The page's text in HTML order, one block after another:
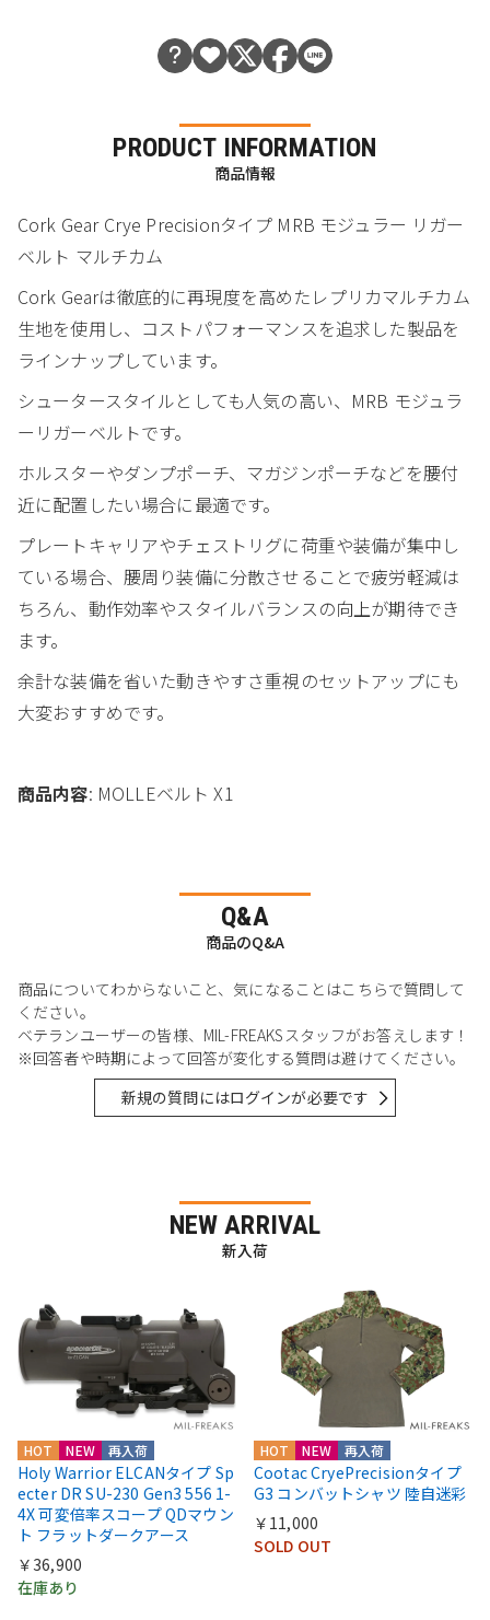
PRODUCT INFORMATION
商品情報
Cork Gear Crye Precisionタイプ MRB モジュラー リガー
ベルト マルチカム
Cork Gearは徹底的に再現度を高めたレプリカマルチカム
生地を使用し、コストパフォーマンスを追求した製品を
ラインナップしています。
シュータースタイルとしても人気の高い、MRB モジュラ
ーリガーベルトです。
ホルスターやダンプポーチ、マガジンポーチなどを腰付
近に配置したい場合に最適です。
プレートキャリアやチェストリグに荷重や装備が集中し
ている場合、腰周り装備に分散させることで疲労軽減は
ちろん、動作効率やスタイルバランスの向上が期待でき
ます。
余計な装備を省いた動きやすさ重視のセットアップにも
大変おすすめです。
商品内容: MOLLEベルト X1
Q&A
商品のQ&A
商品についてわからないこと、気になることはこちらで質問して
ください。
ベテランユーザーの皆様、MIL-FREAKSスタッフがお答えします！
※回答者や時期によって回答が変化する質問は避けてください。
新規の質問にはログインが必要です
NEW ARRIVAL
新入荷
HOT NEW 再入荷
Holy Warrior ELCANタイプ Sp
ecter DR SU-230 Gen3 556 1-
4X 可変倍率スコープ QDマウン
ト フラットダークアース
￥36,900
在庫あり
HOT NEW 再入荷
Cootac CryePrecisionタイプ
G3 コンバットシャツ 陸自迷彩
￥11,000
SOLD OUT